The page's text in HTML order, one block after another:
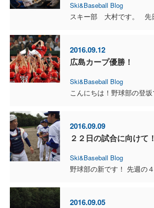
Ski&Baseball Blog
2016.09.12
広島カープ優勝！
Ski&Baseball Blog
2016.09.09
２２日の試合に向けて！
Ski&Baseball Blog
2016.09.05